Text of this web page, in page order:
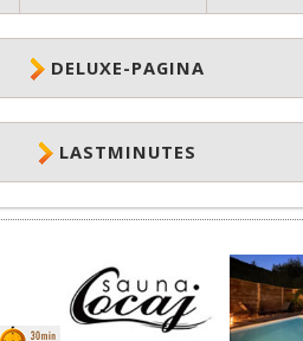
DELUXE-PAGINA
LASTMINUTES